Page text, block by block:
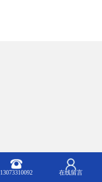
13073310092 在线留言